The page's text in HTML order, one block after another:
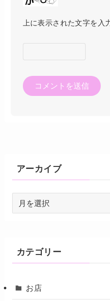
上に表示された文字を入
アーカイブ
カテゴリー
お店